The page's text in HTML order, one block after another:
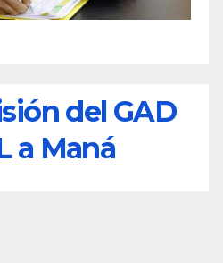
del GAD
a Maná